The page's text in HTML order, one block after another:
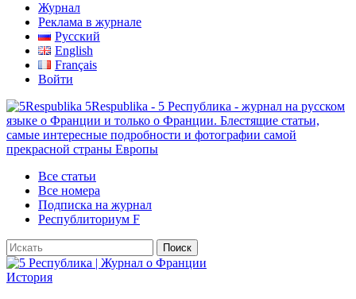
Журнал
Реклама в журнале
Русский
English
Français
Войти
5Respublika - 5 Республика - журнал на русском
языке о Франции и только о Франции. Блестящие статьи,
самые интересные подробности и фотографии самой
прекрасной страны Европы
Все статьи
Все номера
Подписка на журнал
Республиториум F
История